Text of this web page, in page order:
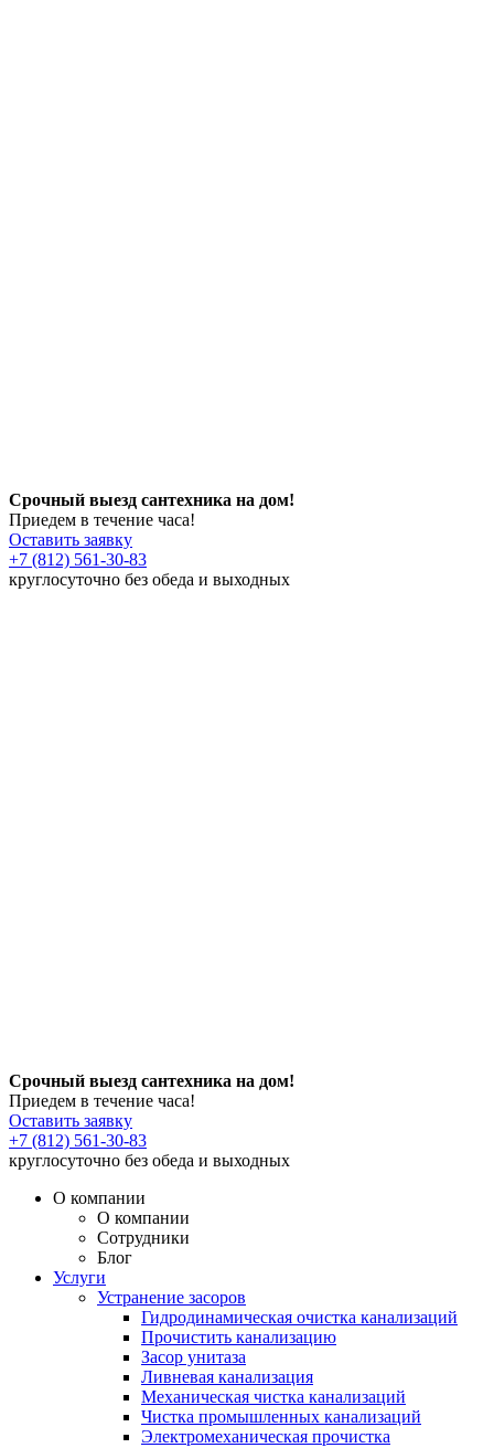
Срочный выезд сантехника на дом!
Приедем в течение часа!
Оставить заявку
+7 (812) 561-30-83
круглосуточно без обеда и выходных
Срочный выезд сантехника на дом!
Приедем в течение часа!
Оставить заявку
+7 (812) 561-30-83
круглосуточно без обеда и выходных
О компании
О компании
Сотрудники
Блог
Услуги
Устранение засоров
Гидродинамическая очистка канализаций
Прочистить канализацию
Засор унитаза
Ливневая канализация
Механическая чистка канализаций
Чистка промышленных канализаций
Электромеханическая прочистка